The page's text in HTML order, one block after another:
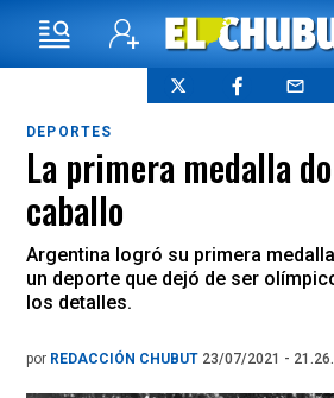
DEPORTES
La primera medalla
caballo
Argentina logró su primera
un deporte que dejó de ser
los detalles.
por REDACCIÓN CHUBUT 23/07/2021 -